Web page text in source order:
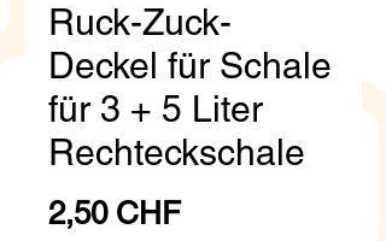
Ruck-Zuck-
Deckel für Schale
für 3 + 5 Liter
Rechteckschale
2,50 CHFPreis